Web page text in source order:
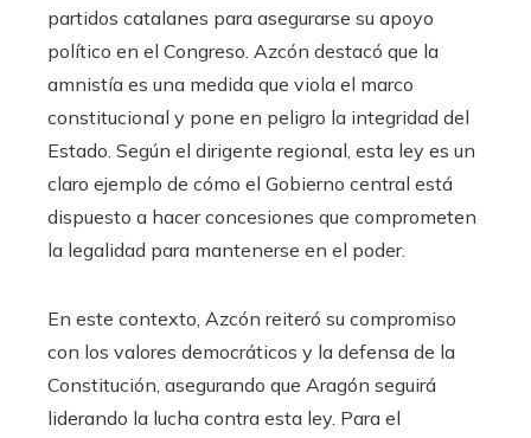
partidos catalanes para asegurarse su apoyo
político en el Congreso. Azcón destacó que la
amnistía es una medida que viola el marco
constitucional y pone en peligro la integridad del
Estado. Según el dirigente regional, esta ley es un
claro ejemplo de cómo el Gobierno central está
dispuesto a hacer concesiones que comprometen
la legalidad para mantenerse en el poder.
En este contexto, Azcón reiteró su compromiso
con los valores democráticos y la defensa de la
Constitución, asegurando que Aragón seguirá
liderando la lucha contra esta ley. Para el